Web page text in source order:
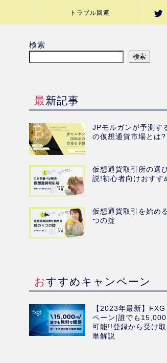
トラブル回避
検索
検索
最新記事
JPモルガンが予測す
の仮想通貨市場とは?
仮想通貨取引所の選
説!初心者向けおすす
仮想通貨取引を始め
つの掟
おすすめキャンペーン
【2023年最新】
ペーン|誰でも
可能!!登録から受け
単解説